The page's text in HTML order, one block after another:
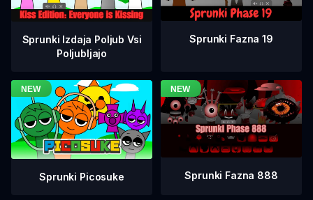
Sprunki Izdaja Poljub Vsi
Poljubljajo
Sprunki Fazna 19
Sprunki Picosuke Sprunki Fazna 888